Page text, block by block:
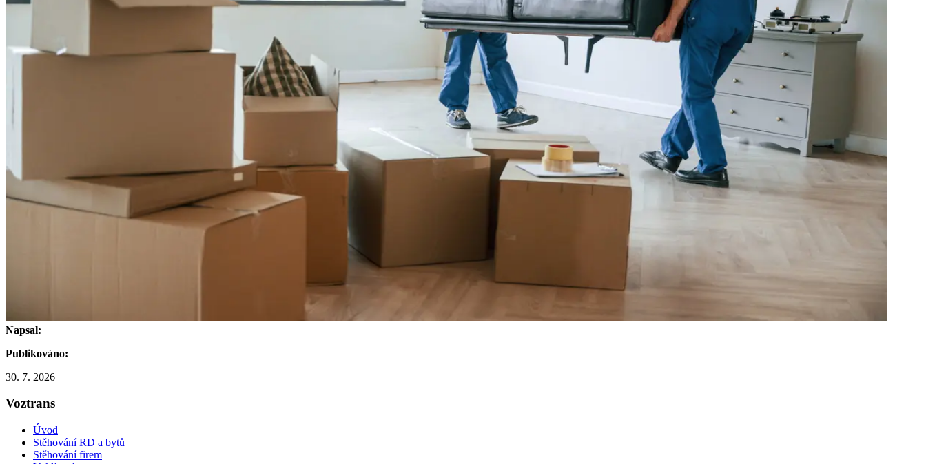
Napsal:
Publikováno:
30. 7. 2026
Voztrans
Úvod
Stěhování RD a bytů
Stěhování firem